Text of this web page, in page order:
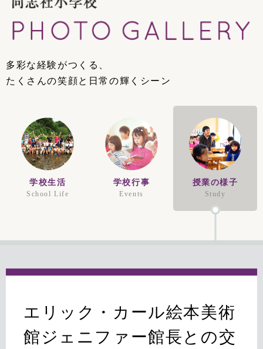
多彩な経験がつくる、
たくさんの笑顔と日常の輝くシーン
学校生活
School Life
学校行事
Events
授業の様子
Study
エリック・カール絵本美術
館ジェニファー館長との交